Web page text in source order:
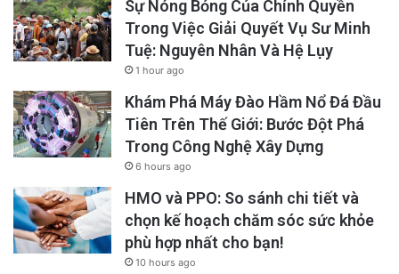
Sự Nóng Bỏng Của Chính Quyền
Trong Việc Giải Quyết Vụ Sư Minh
Tuệ: Nguyên Nhân Và Hệ Lụy
1 hour ago
Khám Phá Máy Đào Hầm Nổ Đá Đầu
Tiên Trên Thế Giới: Bước Đột Phá
Trong Công Nghệ Xây Dựng
6 hours ago
HMO và PPO: So sánh chi tiết và
chọn kế hoạch chăm sóc sức khỏe
phù hợp nhất cho bạn!
10 hours ago